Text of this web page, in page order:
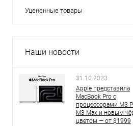
Уцененные товары
Наши новости
31.10.2023
Apple представила
MacBook Pro с
процессорами M3
M3 Max и новым
цветом — от $1999